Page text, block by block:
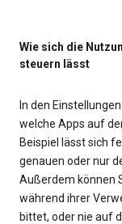
Wie sich die
steuern lässt
In den
welche Apps auf
Beispiel lässt sich
genauen oder nur
Außerdem können
während ihrer
bittet, oder nie auf